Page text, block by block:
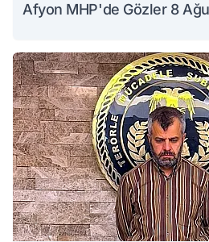
Afyon MHP'de Gözler 8